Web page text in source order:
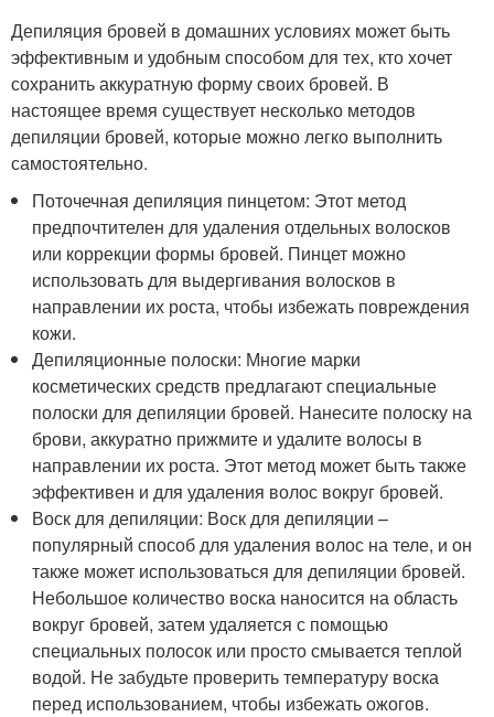
Депиляция бровей в домашних условиях может быть
эффективным и удобным способом для тех, кто хочет
сохранить аккуратную форму своих бровей. В
настоящее время существует несколько методов
депиляции бровей, которые можно легко выполнить
самостоятельно.
Поточечная депиляция пинцетом: Этот метод
предпочтителен для удаления отдельных волосков
или коррекции формы бровей. Пинцет можно
использовать для выдергивания волосков в
направлении их роста, чтобы избежать повреждения
кожи.
Депиляционные полоски: Многие марки
косметических средств предлагают специальные
полоски для депиляции бровей. Нанесите полоску на
брови, аккуратно прижмите и удалите волосы в
направлении их роста. Этот метод может быть также
эффективен и для удаления волос вокруг бровей.
Воск для депиляции: Воск для депиляции –
популярный способ для удаления волос на теле, и он
также может использоваться для депиляции бровей.
Небольшое количество воска наносится на область
вокруг бровей, затем удаляется с помощью
специальных полосок или просто смывается теплой
водой. Не забудьте проверить температуру воска
перед использованием, чтобы избежать ожогов.